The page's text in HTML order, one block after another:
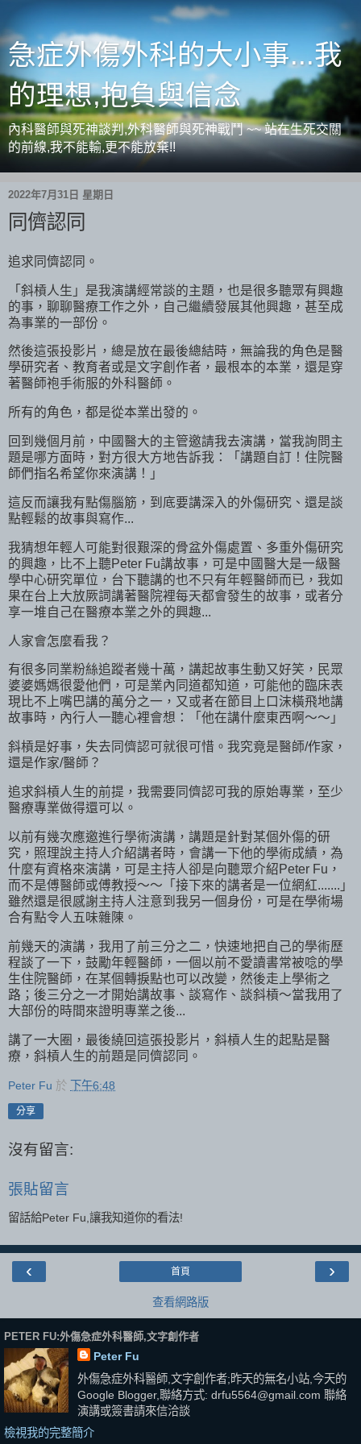
急症外傷外科的大小事...我
的理想,抱負與信念
內科醫師與死神談判,外科醫師與死神戰鬥 ~~ 站在生死交關
的前線,我不能輸,更不能放棄!!
2022年7月31日 星期日
同儕認同
追求同儕認同。
「斜槓人生」是我演講經常談的主題，也是很多聽眾有興趣
的事，聊聊醫療工作之外，自己繼續發展其他興趣，甚至成
為事業的一部份。
然後這張投影片，總是放在最後總結時，無論我的角色是醫
學研究者、教育者或是文字創作者，最根本的本業，還是穿
著醫師袍手術服的外科醫師。
所有的角色，都是從本業出發的。
回到幾個月前，中國醫大的主管邀請我去演講，當我詢問主
題是哪方面時，對方很大方地告訴我：「講題自訂！住院醫
師們指名希望你來演講！」
這反而讓我有點傷腦筋，到底要講深入的外傷研究、還是談
點輕鬆的故事與寫作...
我猜想年輕人可能對很艱深的骨盆外傷處置、多重外傷研究
的興趣，比不上聽Peter Fu講故事，可是中國醫大是一級醫
學中心研究單位，台下聽講的也不只有年輕醫師而已，我如
果在台上大放厥詞講著醫院裡每天都會發生的故事，或者分
享一堆自己在醫療本業之外的興趣...
人家會怎麼看我？
有很多同業粉絲追蹤者幾十萬，講起故事生動又好笑，民眾
婆婆媽媽很愛他們，可是業內同道都知道，可能他的臨床表
現比不上嘴巴講的萬分之一，又或者在節目上口沫橫飛地講
故事時，內行人一聽心裡會想：「他在講什麼東西啊～～」
斜槓是好事，失去同儕認可就很可惜。我究竟是醫師/作家，
還是作家/醫師？
追求斜槓人生的前提，我需要同儕認可我的原始專業，至少
醫療專業做得還可以。
以前有幾次應邀進行學術演講，講題是針對某個外傷的研
究，照理說主持人介紹講者時，會講一下他的學術成績，為
什麼有資格來演講，可是主持人卻是向聽眾介紹Peter Fu，
而不是傅醫師或傅教授～～「接下來的講者是一位網紅.......」
雖然還是很感謝主持人注意到我另一個身份，可是在學術場
合有點令人五味雜陳。
前幾天的演講，我用了前三分之二，快速地把自己的學術歷
程談了一下，鼓勵年輕醫師，一個以前不愛讀書常被唸的學
生住院醫師，在某個轉捩點也可以改變，然後走上學術之
路；後三分之一才開始講故事、談寫作、談斜槓～當我用了
大部份的時間來證明專業之後...
講了一大圈，最後繞回這張投影片，斜槓人生的起點是醫
療，斜槓人生的前題是同儕認同。
Peter Fu 於 下午6:48
分享
沒有留言:
張貼留言
留話給Peter Fu,讓我知道你的看法!
‹ ›
首頁
查看網路版
PETER FU:外傷急症外科醫師,文字創作者
Peter Fu
外傷急症外科醫師,文字創作者;昨天的無名小站,今天的
Google Blogger,聯絡方式: drfu5564@gmail.com 聯絡
演講或簽書請來信洽談
檢視我的完整簡介